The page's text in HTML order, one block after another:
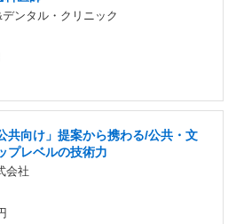
ンタル・クリニック
共向け」提案から携わる/公共・文
プレベルの技術力
会社